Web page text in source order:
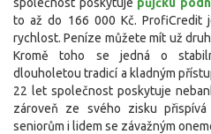
to až do 166 000 Kč. ProfiCredit
rychlost. Peníze můžete mít už
Kromě toho se jedná o
dlouholetou tradicí a kladným
22 let společnost poskytuje
zároveň ze svého zisku
seniorům i lidem se závažným